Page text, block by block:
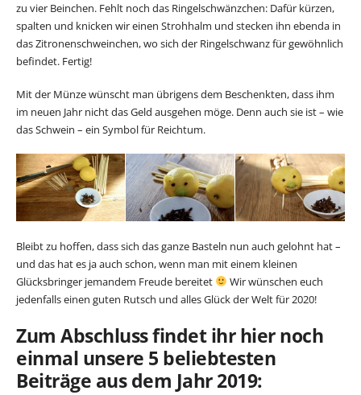
zu vier Beinchen. Fehlt noch das Ringelschwänzchen: Dafür kürzen,
spalten und knicken wir einen Strohhalm und stecken ihn ebenda in
das Zitronenschweinchen, wo sich der Ringelschwanz für gewöhnlich
befindet. Fertig!
Mit der Münze wünscht man übrigens dem Beschenkten, dass ihm
im neuen Jahr nicht das Geld ausgehen möge. Denn auch sie ist – wie
das Schwein – ein Symbol für Reichtum.
Bleibt zu hoffen, dass sich das ganze Basteln nun auch gelohnt hat –
und das hat es ja auch schon, wenn man mit einem kleinen
Glücksbringer jemandem Freude bereitet
Wir wünschen euch
jedenfalls einen guten Rutsch und alles Glück der Welt für 2020!
Zum Abschluss findet ihr hier noch
einmal unsere 5 beliebtesten
Beiträge aus dem Jahr 2019: